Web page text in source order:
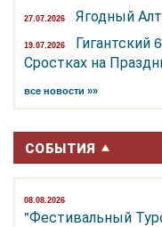
27.07.2026 Ягодный
19.07.2026
Гигантский
Сростках на
все новости »»
СОБЫТИЯ
08.08.2026
"Фестивальный